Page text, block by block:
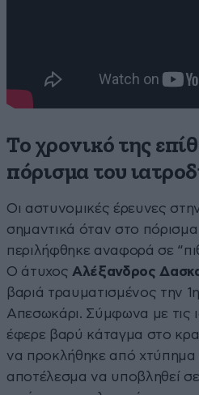
Το χρονικό της
πόρισμα του
Οι αστυνομικές έρευνες
σημαντικά όταν στο
περιλήφθηκε αναφορά σε
Ο άτυχος Αλέξανδρος
βαριά τραυματισμένος την
Απεσωκάρι. Σύμφωνα με τις
έφερε βαρύ κάταγμα στο
να προκλήθηκε από
αποτέλεσμα να υποβληθεί